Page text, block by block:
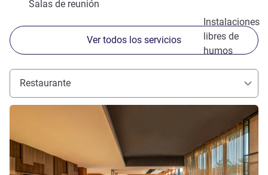
Salas de reunión
Instalaciones
libres de
humos
Ver todos los servicios
Restaurante
Más información